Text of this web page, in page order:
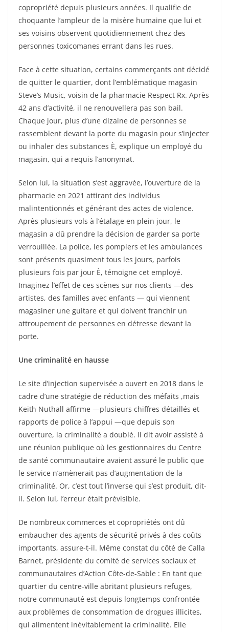
copropriété depuis plusieurs années. Il qualifie de
choquante l’ampleur de la misère humaine que lui et
ses voisins observent quotidiennement chez des
personnes toxicomanes errant dans les rues.
Face à cette situation, certains commerçants ont décidé
de quitter le quartier, dont l’emblématique magasin
Steve’s Music, voisin de la pharmacie Respect Rx. Après
42 ans d’activité, il ne renouvellera pas son bail.
Chaque jour, plus d’une dizaine de personnes se
rassemblent devant la porte du magasin pour s’injecter
ou inhaler des substances È, explique un employé du
magasin, qui a requis l’anonymat.
Selon lui, la situation s’est aggravée, l’ouverture de la
pharmacie en 2021 attirant des individus
malintentionnés et générant des actes de violence.
Après plusieurs vols à l’étalage en plein jour, le
magasin a dû prendre la décision de garder sa porte
verrouillée. La police, les pompiers et les ambulances
sont présents quasiment tous les jours, parfois
plusieurs fois par jour È, témoigne cet employé.
Imaginez l’effet de ces scènes sur nos clients —des
artistes, des familles avec enfants — qui viennent
magasiner une guitare et qui doivent franchir un
attroupement de personnes en détresse devant la
porte.
Une criminalité en hausse
Le site d’injection supervisée a ouvert en 2018 dans le
cadre d’une stratégie de réduction des méfaits ,mais
Keith Nuthall affirme —plusieurs chiffres détaillés et
rapports de police à l’appui —que depuis son
ouverture, la criminalité a doublé. Il dit avoir assisté à
une réunion publique où les gestionnaires du Centre
de santé communautaire avaient assuré le public que
le service n’amènerait pas d’augmentation de la
criminalité. Or, c’est tout l’inverse qui s’est produit, dit-
il. Selon lui, l’erreur était prévisible.
De nombreux commerces et copropriétés ont dû
embaucher des agents de sécurité privés à des coûts
importants, assure-t-il. Même constat du côté de Calla
Barnet, présidente du comité de services sociaux et
communautaires d’Action Côte-de-Sable : En tant que
quartier du centre-ville abritant plusieurs refuges,
notre communauté est depuis longtemps confrontée
aux problèmes de consommation de drogues illicites,
qui alimentent inévitablement la criminalité. Elle